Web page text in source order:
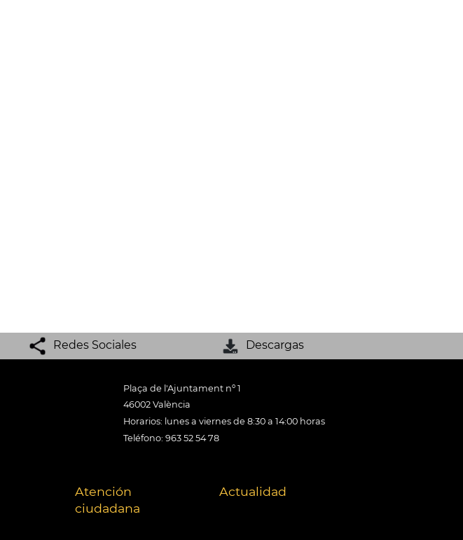
Redes Sociales Descargas
Plaça de l'Ajuntament nº 1
46002 València
Horarios: lunes a viernes de 8:30 a 14:00 horas
Teléfono: 963 52 54 78
Atención
ciudadana
Actualidad